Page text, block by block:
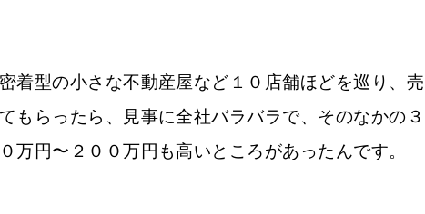
着型の小さな不動産屋など１０店舗ほどを巡り、売
もらったら、見事に全社バラバラで、そのなかの３
万円〜２００万円も高いところがあったんです。